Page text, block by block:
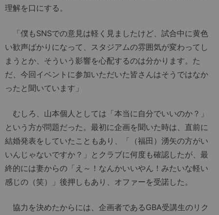
理解を口にする。
「僕もSNSでの意見は軽く見ましたけど、試合中に黄色
い歓声ばかりになって、スタジアムの雰囲気が変わってし
まうとか、そういう影響を心配するのは分かります。た
だ、今回イベントに参加いただいた皆さんはそうではなか
ったと聞いています」
むしろ、山本個人としては「本当に自分でいいのか？」
という方が問題だった。最初に企画を聞いた時は、直前に
結婚発表をしていたこともあり、「（福田）湧矢の方がい
いんじゃないですか？」とクラブに何度も確認したが、最
終的には妻からの「え～！なんかいいやん！みたいな軽い
感じの（笑）」後押しもあり、オファーを受諾した。
協力を決めたからには、企画者であるGBA受講生のリク